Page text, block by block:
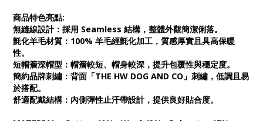
商品特色亮點:
無縫線設計：採用 Seamless 結構，整體外觀簡潔俐落。
氈化羊毛材質 ：100% 羊毛經氈化加工，質感厚實且具高保暖
性。
短帽簷深帽型 ：帽簷較短、帽身較深，提升包覆性與穩定度。
簡約品牌刺繡 ：背面「THE HW DOG AND CO」刺繡，低調且易
於搭配。
舒適配戴結構：內側彈性止汗帶設計，提供良好貼合度。